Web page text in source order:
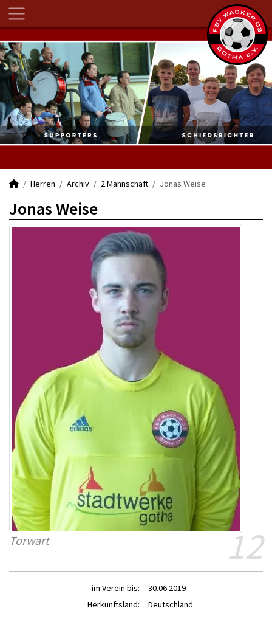
Herren Archiv 2.Mannschaft Jonas Weise
Jonas Weise
12
Torwart
im Verein bis:
30.06.2019
Herkunftsland:
Deutschland